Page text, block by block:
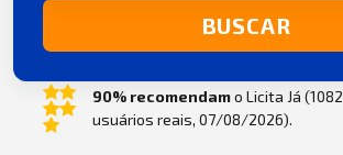
BUSCAR
90% recomendamo Licita Já (1082
usuários reais, 07/08/2026).